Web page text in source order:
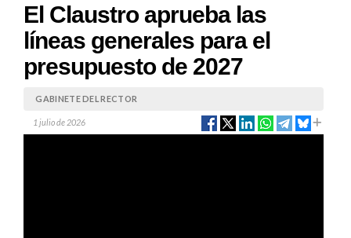
El Claustro aprueba las
líneas generales para el
presupuesto de 2027
GABINETE DEL RECTOR
1 julio de 2026